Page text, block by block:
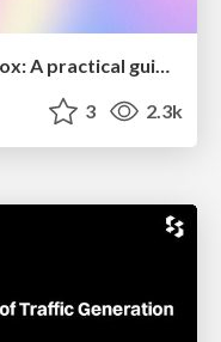
Taking LLMs out of the black box: A practical guide to human-in-the-loop distillation
3 2.3k